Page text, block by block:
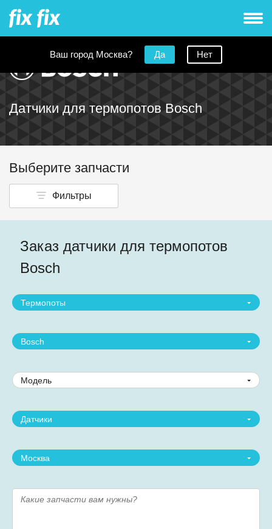
Ваш город Москва? Да Нет
Датчики для термопотов Bosch
Выберите запчасти
Фильтры
Заказ датчики для термопотов
Bosch
Термопоты
Bosch
Модель
Датчики
Москва